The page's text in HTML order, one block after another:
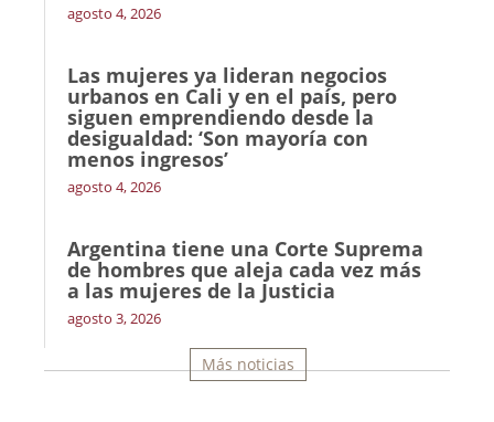
agosto 4, 2026
Las mujeres ya lideran negocios
urbanos en Cali y en el país, pero
siguen emprendiendo desde la
desigualdad: ‘Son mayoría con
menos ingresos’
agosto 4, 2026
Argentina tiene una Corte Suprema
de hombres que aleja cada vez más
a las mujeres de la Justicia
agosto 3, 2026
Más noticias